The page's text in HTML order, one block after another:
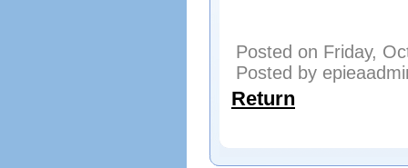
Posted on Friday,
Posted by
Return